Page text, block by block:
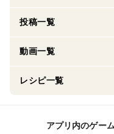
投稿一覧
動画一覧
レシピ一覧
アプリ内のゲー